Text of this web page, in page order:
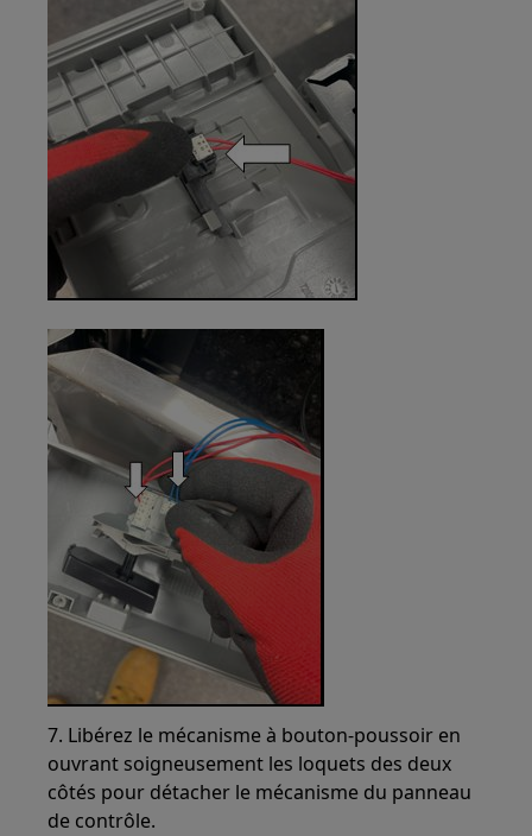
7. Libérez le mécanisme à bouton-poussoir en
ouvrant soigneusement les loquets des deux
côtés pour détacher le mécanisme du panneau
de contrôle.